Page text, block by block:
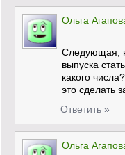
Ольга
Следующая,
выпуска
какого
это сделать
Ответить »
Ольга